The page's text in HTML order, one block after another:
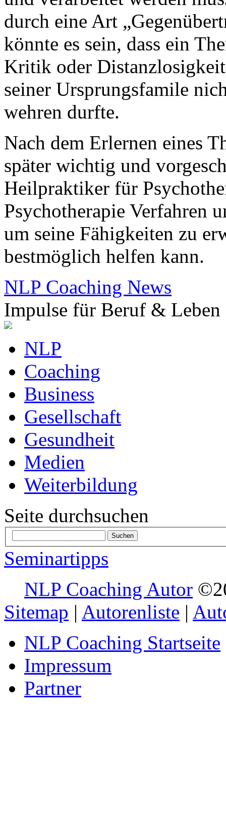
durch eine Art
könnte es sein, dass ein
Kritik oder
seiner Ursprungsfamile
wehren durfte.
Nach dem Erlernen eines
später wichtig und
Heilpraktiker für
Psychotherapie Verfahren
um seine Fähigkeiten zu
bestmöglich helfen kann.
NLP Coaching News
Impulse für Beruf & Leben
NLP
Coaching
Business
Gesellschaft
Gesundheit
Medien
Weiterbildung
Seite durchsuchen
Seminartipps
NLP Coaching Autor
Sitemap | Autorenliste |
NLP Coaching Startseite
Impressum
Partner